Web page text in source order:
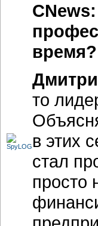
время?
то
в этих
стал
просто